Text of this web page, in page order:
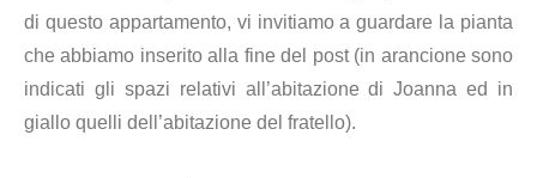
di questo appartamento, vi invitiamo a guardare la pianta
che abbiamo inserito alla fine del post (in arancione sono
indicati gli spazi relativi all’abitazione di Joanna ed in
giallo quelli dell’abitazione del fratello).